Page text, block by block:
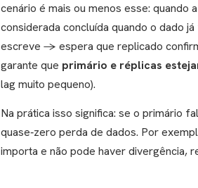
cenário é mais ou menos esse: quando
considerada concluída quando o dado
escreve → espera que replicado
garante que primário e réplicas
lag muito pequeno).
Na prática isso significa: se o primário
quase‐zero perda de dados. Por
importa e não pode haver divergência,